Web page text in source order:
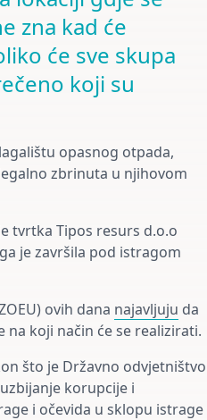
zna kad će
će sve skupa
koji su
opasnog otpada,
zbrinuta u njihovom
tvrtka Tipos resurs d.o.o
je završila pod istragom
ovih dana najavljuju da
koji način će se realizirati.
što je Državno odvjetništvo
korupcije i
i očevida u sklopu istrage